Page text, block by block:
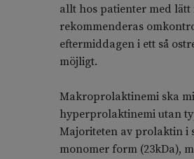
allt hos patienter med
rekommenderas
eftermiddagen i ett så
möjligt.
Makroprolaktinemi ska
hyperprolaktinemi utan
Majoriteten av prolaktin i
monomer form (23kDa),